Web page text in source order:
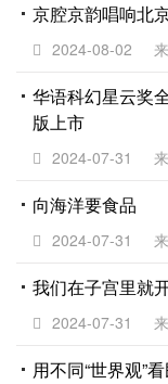
京腔京韵唱响北
2024-08-02
华语科幻星云奖
版上市
2024-07-31
向海洋要食品
2024-07-31
我们在子宫里就
2024-07-31
用不同“世界观”